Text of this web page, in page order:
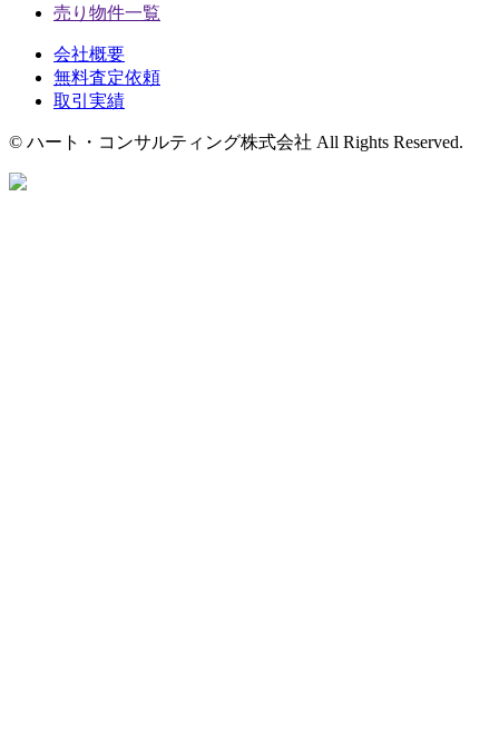
売り物件一覧
会社概要
無料査定依頼
取引実績
© ハート・コンサルティング株式会社 All Rights Reserved.